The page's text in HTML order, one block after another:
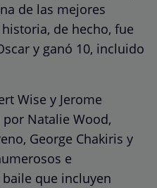
de las mejores
de hecho, fue
y ganó 10, incluido
Wise y Jerome
Natalie Wood,
George Chakiris y
e
que incluyen